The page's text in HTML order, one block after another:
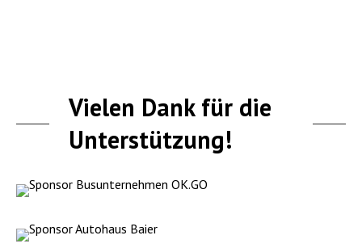
Vielen Dank für die
Unterstützung!